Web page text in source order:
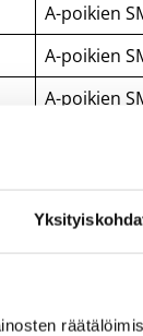
A-poikien
A-poikien
A-poikien
A-poikien